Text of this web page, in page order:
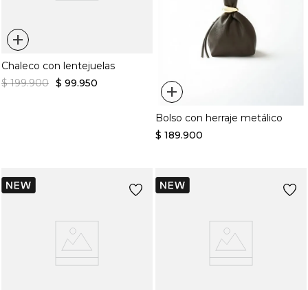
+
Chaleco con lentejuelas
$ 199.900 $ 99.950 +
Bolso con herraje metálico
$ 189.900